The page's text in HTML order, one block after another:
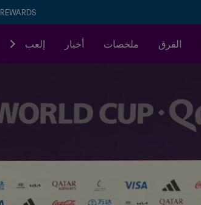
الفرق ملخصات أخبار إلعب